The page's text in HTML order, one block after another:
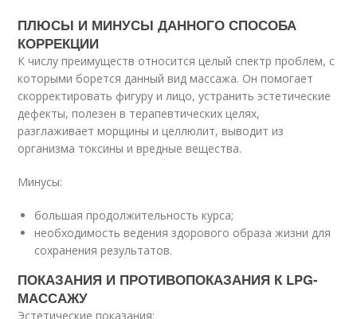
ПЛЮСЫ И МИНУСЫ ДАННОГО СПОСОБА
КОРРЕКЦИИ
К числу преимуществ относится целый спектр проблем, с
которыми борется данный вид массажа. Он помогает
скорректировать фигуру и лицо, устранить эстетические
дефекты, полезен в терапевтических целях,
разглаживает морщины и целлюлит, выводит из
организма токсины и вредные вещества.
Минусы:
большая продолжительность курса;
необходимость ведения здорового образа жизни для
сохранения результатов.
ПОКАЗАНИЯ И ПРОТИВОПОКАЗАНИЯ К LPG-
МАССАЖУ
Эстетические показания: